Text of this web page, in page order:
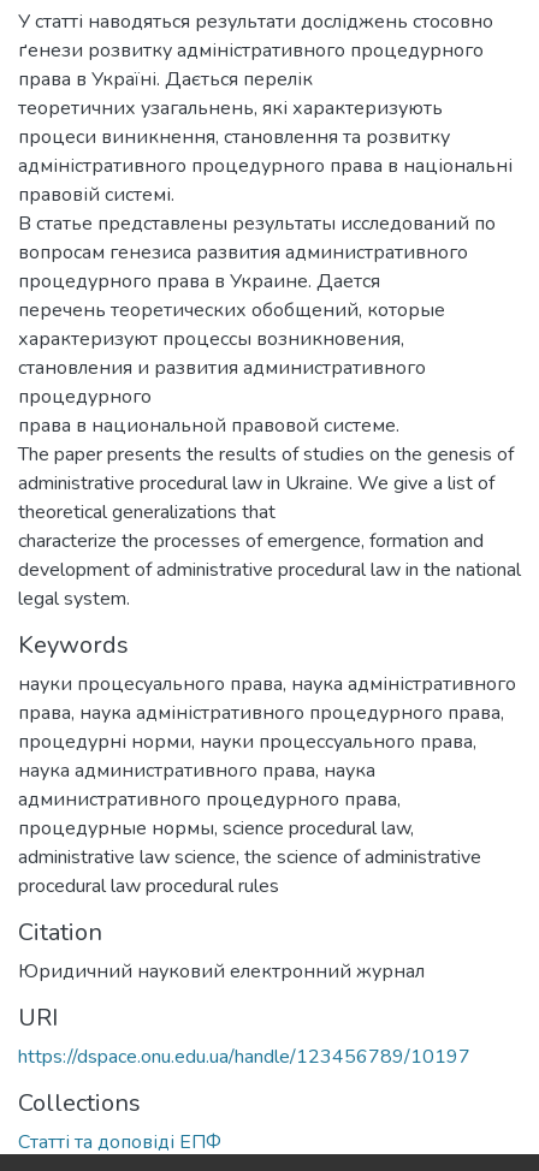
У статті наводяться результати досліджень стосовно
ґенези розвитку адміністративного процедурного
права в Україні. Дається перелік
теоретичних узагальнень, які характеризують
процеси виникнення, становлення та розвитку
адміністративного процедурного права в національні
правовій системі.
В статье представлены результаты исследований по
вопросам генезиса развития административного
процедурного права в Украине. Дается
перечень теоретических обобщений, которые
характеризуют процессы возникновения,
становления и развития административного
процедурного
права в национальной правовой системе.
The paper presents the results of studies on the genesis of
administrative procedural law in Ukraine. We give a list of
theoretical generalizations that
characterize the processes of emergence, formation and
development of administrative procedural law in the national
legal system.
Keywords
науки процесуального права, наука адміністративного
права, наука адміністративного процедурного права,
процедурні норми, науки процессуального права,
наука административного права, наука
административного процедурного права,
процедурные нормы, science procedural law,
administrative law science, the science of administrative
procedural law procedural rules
Citation
Юридичний науковий електронний журнал
URI
https://dspace.onu.edu.ua/handle/123456789/10197
Collections
Статті та доповіді ЕПФ